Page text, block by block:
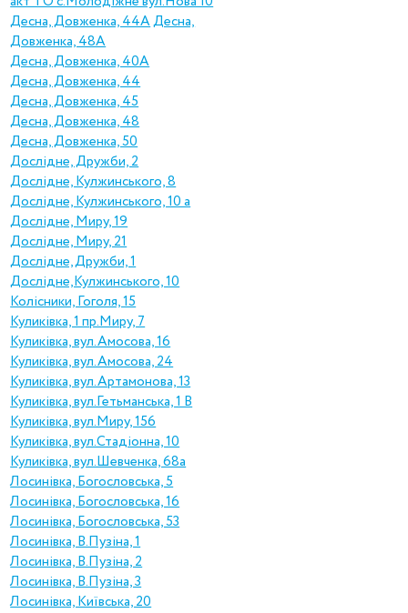
Десна, Довженка, 44АДесна,
Довженка, 48А
Десна, Довженка, 40А
Десна, Довженка, 44
Десна, Довженка, 45
Десна, Довженка, 48
Десна, Довженка, 50
Дослідне, Дружби, 2
Дослідне, Кулжинського, 8
Дослідне, Кулжинського, 10 а
Дослідне, Миру, 19
Дослідне, Миру, 21
Дослідне,Дружби, 1
Дослідне,Кулжинського, 10
Колісники, Гоголя, 15
Куликівка, 1 пр.Миру, 7
Куликівка, вул.Амосова, 16
Куликівка, вул.Амосова, 24
Куликівка, вул.Артамонова, 13
Куликівка, вул.Гетьманська, 1 В
Куликівка, вул.Миру, 156
Куликівка, вул.Стадіонна, 10
Куликівка, вул.Шевченка, 68а
Лосинівка, Богословська, 5
Лосинівка, Богословська, 16
Лосинівка, Богословська, 53
Лосинівка, В.Пузіна, 1
Лосинівка, В.Пузіна, 2
Лосинівка, В.Пузіна, 3
Лосинівка, Київська, 20